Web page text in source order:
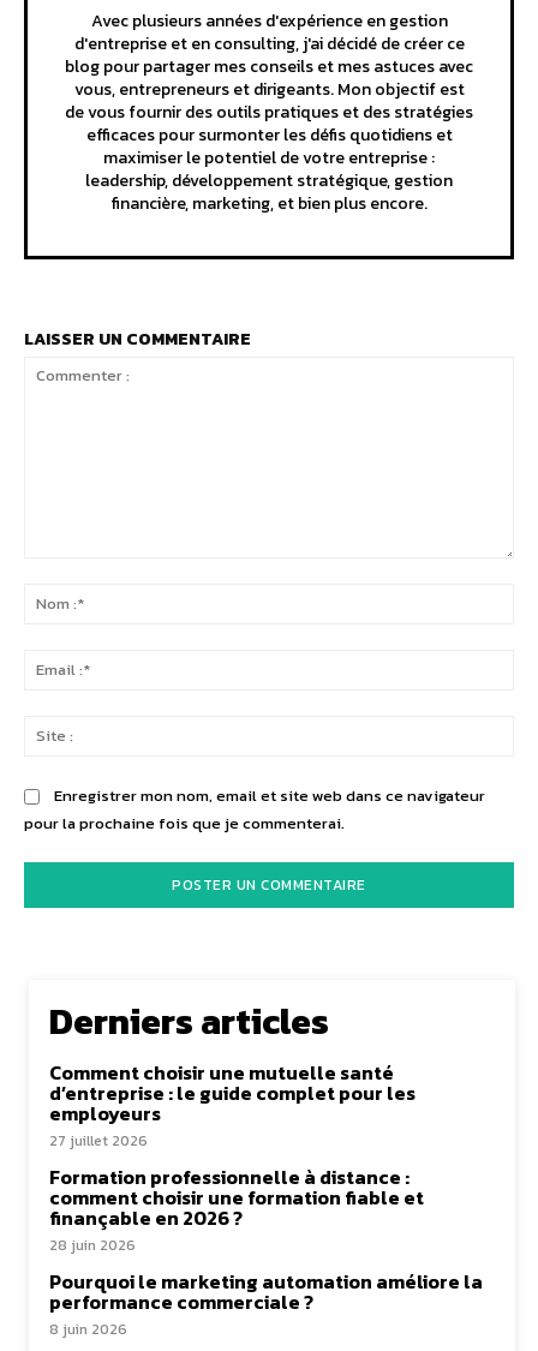
Avec plusieurs années d'expérience en gestion
d'entreprise et en consulting, j'ai décidé de créer ce
blog pour partager mes conseils et mes astuces avec
vous, entrepreneurs et dirigeants. Mon objectif est
de vous fournir des outils pratiques et des stratégies
efficaces pour surmonter les défis quotidiens et
maximiser le potentiel de votre entreprise :
leadership, développement stratégique, gestion
financière, marketing, et bien plus encore.
LAISSER UN COMMENTAIRE
Enregistrer mon nom, email et site web dans ce navigateur
pour la prochaine fois que je commenterai.
Derniers articles
Comment choisir une mutuelle santé
d’entreprise : le guide complet pour les
employeurs
27 juillet 2026
Formation professionnelle à distance :
comment choisir une formation fiable et
finançable en 2026 ?
28 juin 2026
Pourquoi le marketing automation améliore la
performance commerciale ?
8 juin 2026